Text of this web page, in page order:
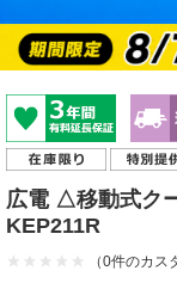
広電 △移動式ク
KEP211R
（0件のカス